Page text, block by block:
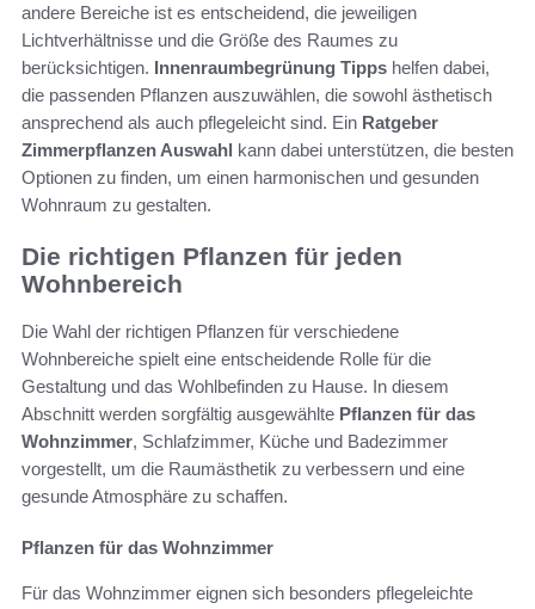
andere Bereiche ist es entscheidend, die jeweiligen
Lichtverhältnisse und die Größe des Raumes zu
berücksichtigen. Innenraumbegrünung Tipps helfen dabei,
die passenden Pflanzen auszuwählen, die sowohl ästhetisch
ansprechend als auch pflegeleicht sind. Ein Ratgeber
Zimmerpflanzen Auswahl kann dabei unterstützen, die besten
Optionen zu finden, um einen harmonischen und gesunden
Wohnraum zu gestalten.
Die richtigen Pflanzen für jeden
Wohnbereich
Die Wahl der richtigen Pflanzen für verschiedene
Wohnbereiche spielt eine entscheidende Rolle für die
Gestaltung und das Wohlbefinden zu Hause. In diesem
Abschnitt werden sorgfältig ausgewählte Pflanzen für das
Wohnzimmer, Schlafzimmer, Küche und Badezimmer
vorgestellt, um die Raumästhetik zu verbessern und eine
gesunde Atmosphäre zu schaffen.
Pflanzen für das Wohnzimmer
Für das Wohnzimmer eignen sich besonders pflegeleichte